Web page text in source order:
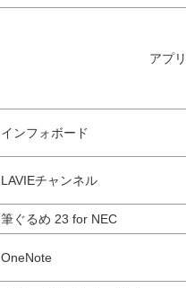
アプ
インフォボード
LAVIEチャンネル
筆ぐるめ 23 for NEC
OneNote